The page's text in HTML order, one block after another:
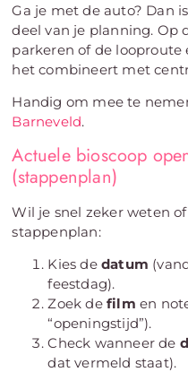
Ga je met de auto? Dan
deel van je planning. Op
parkeren of de looproute
het combineert met
Handig om mee te
Barneveld.
Actuele bioscoop
(stappenplan)
Wil je snel zeker weten
stappenplan:
Kies dedatum
feestdag).
Zoek defilm en
“openingstijd”).
Check wanneer de
dat vermeld staat).